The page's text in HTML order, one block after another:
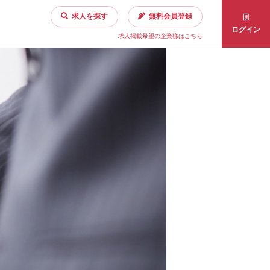
求人を探す 無料会員登録
求人掲載希望の企業様はこちら
ログイン